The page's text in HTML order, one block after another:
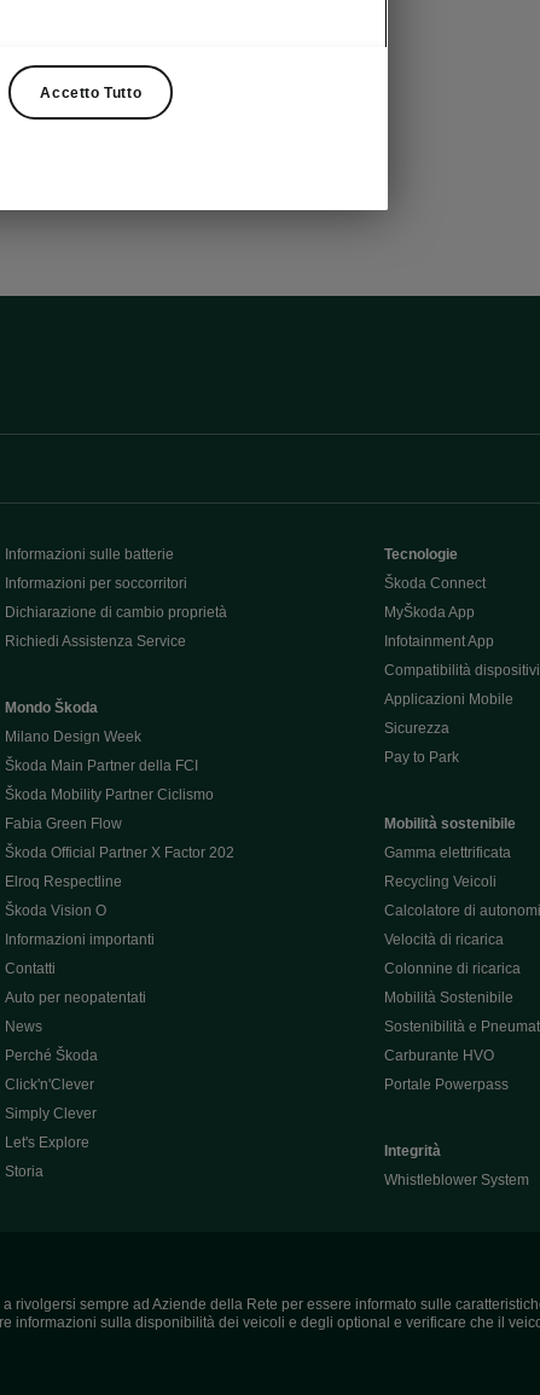
Informazioni sulle batterie
Informazioni per soccorritori
Dichiarazione di cambio proprietà
Richiedi Assistenza Service
Mondo Škoda
Milano Design Week
Škoda Main Partner della FCI
Škoda Mobility Partner Ciclismo
Fabia Green Flow
Škoda Official Partner X Factor 202
Elroq Respectline
Škoda Vision O
Informazioni importanti
Contatti
Auto per neopatentati
News
Perché Škoda
Click'n'Clever
Simply Clever
Let's Explore
Storia
Tecnologie
Škoda Connect
MyŠkoda App
Infotainment App
Compatibilità dispositivi
Applicazioni Mobile
Sicurezza
Pay to Park
Mobilità sostenibile
Gamma elettrificata
Recycling Veicoli
Calcolatore di
Velocità di ricarica
Colonnine di ricarica
Mobilità Sostenibile
Sostenibilità e
Carburante HVO
Portale Powerpass
Integrità
Whistleblower System
sempre ad Aziende della Rete per essere informato sulle
informazioni sulla disponibilità dei veicoli e degli optional e verificare che il
Accetto Tutto